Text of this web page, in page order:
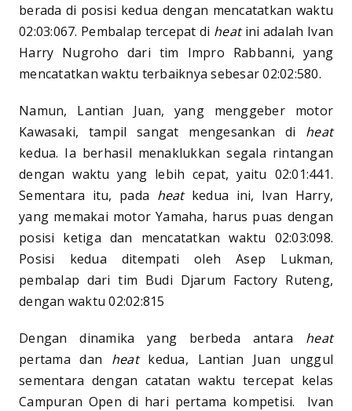
berada di posisi kedua dengan mencatatkan waktu
02:03:067. Pembalap tercepat di heatini adalah Ivan
Harry Nugroho dari tim Impro Rabbanni, yang
mencatatkan waktu terbaiknya sebesar 02:02:580.
Namun, Lantian Juan, yang menggeber motor
Kawasaki, tampil sangat mengesankan di heat
kedua. Ia berhasil menaklukkan segala rintangan
dengan waktu yang lebih cepat, yaitu 02:01:441.
Sementara itu, pada heatkedua ini, Ivan Harry,
yang memakai motor Yamaha, harus puas dengan
posisi ketiga dan mencatatkan waktu 02:03:098.
Posisi kedua ditempati oleh Asep Lukman,
pembalap dari tim Budi Djarum Factory Ruteng,
dengan waktu 02:02:815
Dengan dinamika yang berbeda antara heat
pertama dan heatkedua, Lantian Juan unggul
sementara dengan catatan waktu tercepat kelas
Campuran Open di hari pertama kompetisi. Ivan